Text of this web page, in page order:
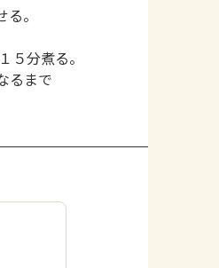
。
５分煮る。
るまで